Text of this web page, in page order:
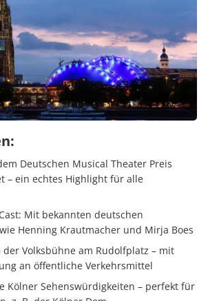
Deutschen Musical Theater Preis
– ein echtes Highlight für alle
Mit bekannten deutschen
Henning Krautmacher und Mirja Boes
der Volksbühne am Rudolfplatz – mit
an öffentliche Verkehrsmittel
Kölner Sehenswürdigkeiten – perfekt für